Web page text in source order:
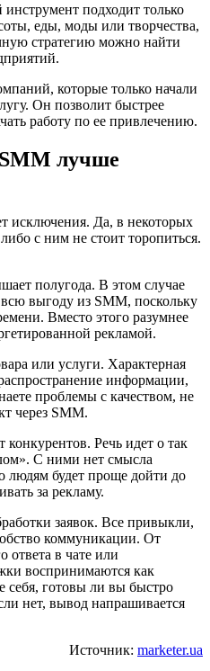
подходит только
еды, моды или творчества,
стратегию можно найти
которые только начали
Он позволит быстрее
работу по ее привлечению.
лучше
исключения. Да, в некоторых
с ним не стоит торопиться.
полугода. В этом случае
выгоду из SMM, поскольку
Вместо этого разумнее
рекламой.
или услуги. Характерная
информации,
проблемы с качеством, не
через SMM.
конкурентов. Речь идет о так
С ними нет смысла
людям будет проще дойти до
за рекламу.
заявок. Все привыкли,
коммуникации. От
ответа в чате или
воспринимаются как
себя, готовы ли вы быстро
нет, вывод напрашивается
Источник: marketer.ua